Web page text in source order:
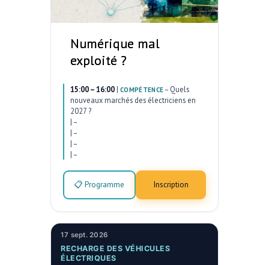
Numérique mal
exploité ?
15:00 – 16:00 | COMPÉTENCE – Quels
nouveaux marchés des électriciens en
2027 ?
| –
| –
| –
| –
📋 Programme Inscription
17 sept. 2026
RECHARGE DES VÉHICULES
ÉLECTRIQUES